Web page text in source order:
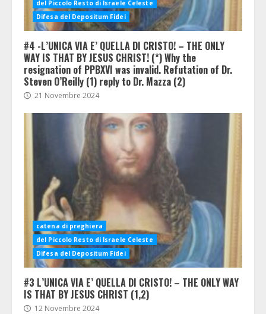
del Piccolo Resto di Israele Celeste
Difesa del Depositum Fidei
#4 -L’UNICA VIA E’ QUELLA DI CRISTO! – THE ONLY
WAY IS THAT BY JESUS CHRIST! (*) Why the
resignation of PPBXVI was invalid. Refutation of Dr.
Steven O’Reilly (1) reply to Dr. Mazza (2)
21 Novembre 2024
catena di preghiera
del Piccolo Resto di Israele Celeste
Difesa del Depositum Fidei
#3 L’UNICA VIA E’ QUELLA DI CRISTO! – THE ONLY WAY
IS THAT BY JESUS CHRIST (1,2)
12 Novembre 2024